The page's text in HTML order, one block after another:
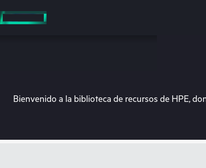
al
contenido
Bienvenido a la biblioteca de recursos de HPE,